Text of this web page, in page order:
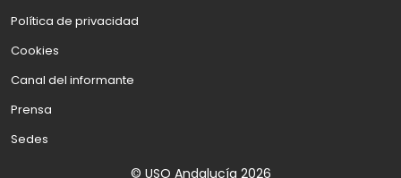
Política de privacidad
Cookies
Canal del informante
Prensa
Sedes
© USO Andalucía 2026